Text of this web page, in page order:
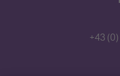
+43